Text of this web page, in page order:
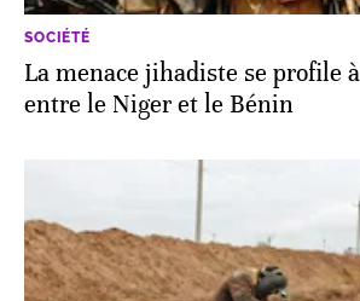
SOCIÉTÉ
La menace jihadiste se profile
entre le Niger et le Bénin